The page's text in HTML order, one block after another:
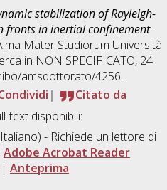
stabilization of Rayleigh-
fronts in inertial confinement
Mater Studiorum Università
in NON SPECIFICATO, 24
amsdottorato/4256.
Citato da
text disponibili:
- Richiede un lettore di
Adobe Acrobat Reader
| Anteprima